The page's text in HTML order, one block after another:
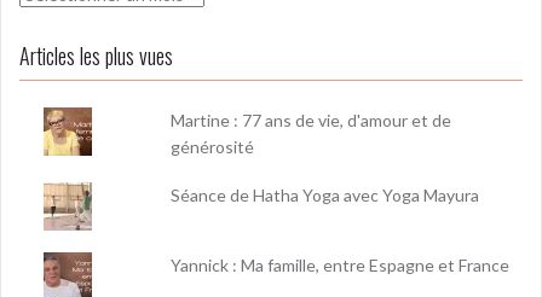
Articles les plus vues
Martine : 77 ans de vie, d'amour et de
générosité
Séance de Hatha Yoga avec Yoga Mayura
Yannick : Ma famille, entre Espagne et France